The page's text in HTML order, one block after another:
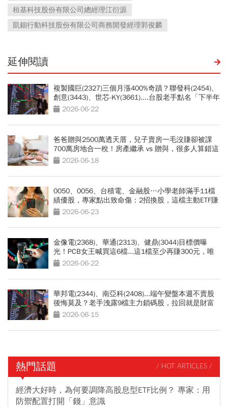
桓基科技股份有限公司總經理江衍源
凱鈿行動科技股份有限公司商務開發經理郭俊麟
延伸閱讀
複製國巨(2327)三個月漲400%奇蹟？聯發科(2454)、
創意(3443)、世芯-KY(3661)....台股老手點名「下半年
17檔大黑馬股」：被動元件噴完換它
2026-06-22
爸爸贈與2500萬透天厝，兒子賣房一毛沒賺卻被課
700萬房地合一稅！房產繼承 vs 贈與，很多人算錯這
件事2026-06-18
0050、0056、台積電、金融股…小學老師滿手11檔
績優股，專家點出致命傷：2招換股，這檔主動ETF賺
暴漲240%噴發股
2026-06-23
金像電(2368)、華通(2313)、健鼎(3044)目標價曝
光！PCB女王喊買這6檔...這1檔至少再賺300元，唯
一示警「這件事」
2026-06-22
華邦電(2344)、南亞科(2408)...端午變盤本週不賣股
後悔莫及？老手洩露9檔主力鎖碼股，拉回就是財富
重分配機會
2026-06-15
熱門話題 / HOT ARTICLES /
經濟大好時，為何要調降高股息型ETF比例？ 專家：用
防禦配置打開「錢」意識